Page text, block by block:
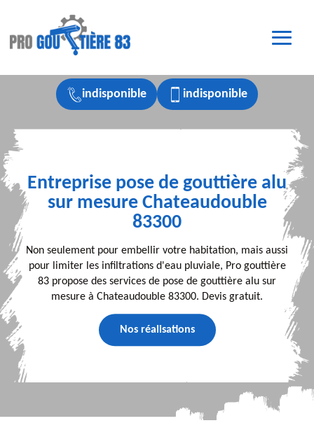
indisponible indisponible
Entreprise pose de gouttière alu
sur mesure Chateaudouble
83300
Non seulement pour embellir votre habitation, mais aussi
pour limiter les infiltrations d'eau pluviale, Pro gouttière
83 propose des services de pose de gouttière alu sur
mesure à Chateaudouble 83300. Devis gratuit.
Nos réalisations